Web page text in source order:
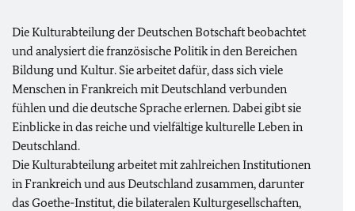
Die Kulturabteilung der Deutschen Botschaft beobachtet
und analysiert die französische Politik in den Bereichen
Bildung und Kultur. Sie arbeitet dafür, dass sich viele
Menschen in Frankreich mit Deutschland verbunden
fühlen und die deutsche Sprache erlernen. Dabei gibt sie
Einblicke in das reiche und vielfältige kulturelle Leben in
Deutschland.
Die Kulturabteilung arbeitet mit zahlreichen Institutionen
in Frankreich und aus Deutschland zusammen, darunter
das Goethe-Institut, die bilateralen Kulturgesellschaften,